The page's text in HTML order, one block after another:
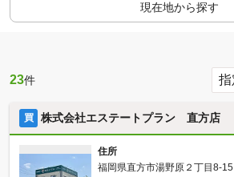
現在地から探す
23件
買 株式会社エステートプラン 直方店
住所
福岡県直方市湯野原２丁目8-15